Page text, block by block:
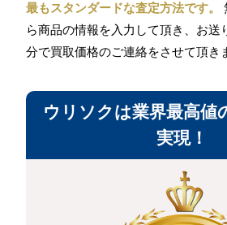
最もスタンダードな査定方法です。
ら商品の情報を入力して頂き、お送
分で買取価格のご連絡をさせて頂き
ウリソクは業界最高値
実現！